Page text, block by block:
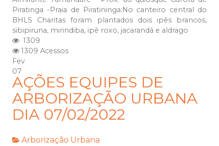
Piratinga -Praia de Piratininga:No canteiro central do
BHLS Charitas foram plantados dois ipês brancos,
sibipiruna, mirindiba, ipê roxo, jacarandá e aldrago
1309
1309 Acessos
Fev
07
AÇÕES EQUIPES DE
ARBORIZAÇÃO URBANA
DIA 07/02/2022
Arborização Urbana